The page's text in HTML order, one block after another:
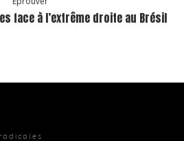
face à l’extrême droite au Brésil